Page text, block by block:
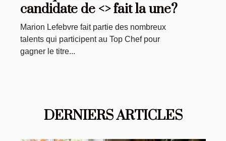
candidate de <> fait la une?
Marion Lefebvre fait partie des nombreux
talents qui participent au Top Chef pour
gagner le titre...
DERNIERS ARTICLES